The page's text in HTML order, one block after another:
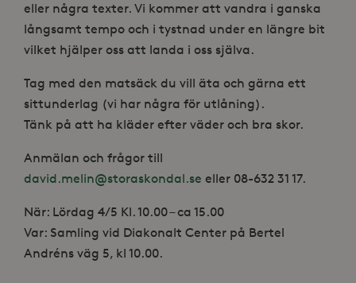
eller några texter. Vi kommer att vandra i ganska
långsamt tempo och i tystnad under en längre bit
vilket hjälper oss att landa i oss själva.
Tag med den matsäck du vill äta och gärna ett
sittunderlag (vi har några för utlåning).
Tänk på att ha kläder efter väder och bra skor.
Anmälan och frågor till
david.melin@storaskondal.se eller 08-632 31 17.
När: Lördag 4/5 Kl. 10.00 – ca 15.00
Var: Samling vid Diakonalt Center på Bertel
Andréns väg 5, kl 10.00.